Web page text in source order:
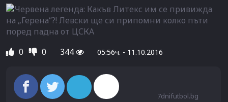
0 0 344 05:56ч. - 11.10.2016
7dnifutbol.bg